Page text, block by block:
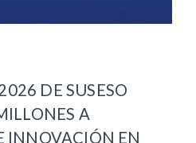
DE SUSESO
A
INNOVACIÓN EN